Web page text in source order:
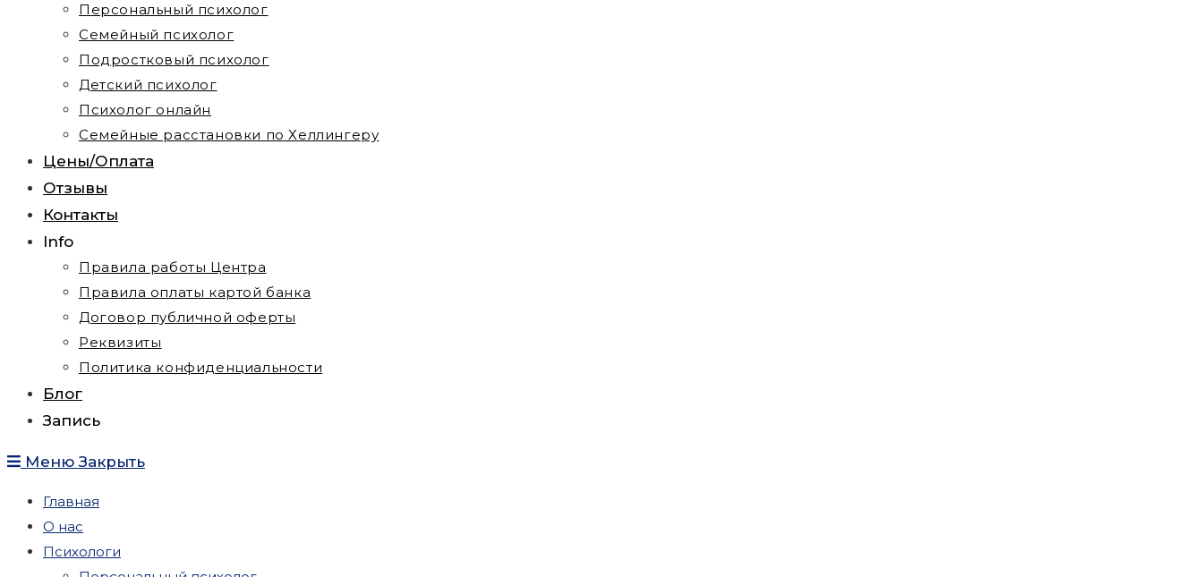
Персональный психолог
Семейный психолог
Подростковый психолог
Детский психолог
Психолог онлайн
Семейные расстановки по Хеллингеру
Цены/Оплата
Отзывы
Контакты
Info
Правила работы Центра
Правила оплаты картой банка
Договор публичной оферты
Реквизиты
Политика конфиденциальности
Блог
Запись
Меню Закрыть
Главная
О нас
Психологи